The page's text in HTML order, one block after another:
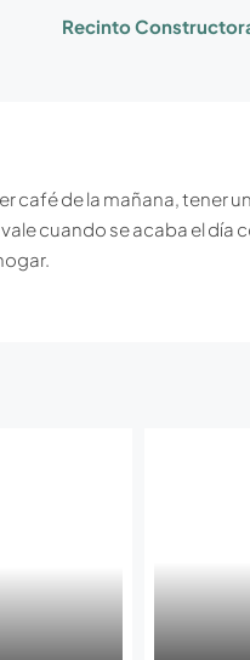
Recinto
café de la mañana, tener
cuando se acaba el día